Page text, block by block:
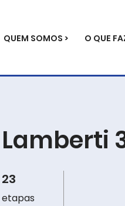
QUEM SOMOS > O QUE
Lamberti
23
etapas
23 etapas